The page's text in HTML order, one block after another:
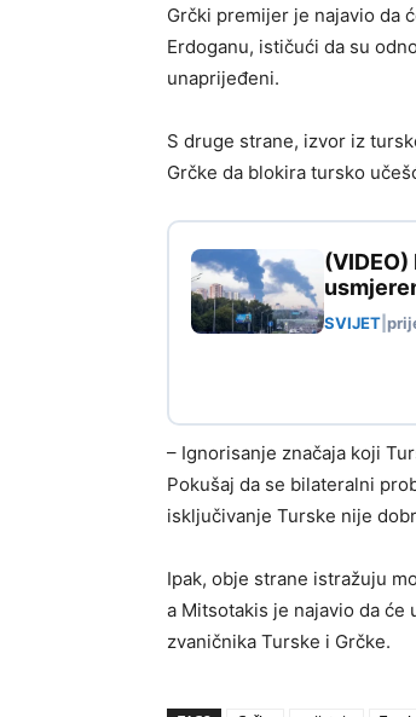
Grčki premijer je najavio da
Erdoganu, ističući da su
unaprijeđeni.
S druge strane, izvor iz
Grčke da blokira tursko
SVIJET
– Ignorisanje značaja koji
Pokušaj da se bilateralni
isključivanje Turske nije
Ipak, obje strane istražuju
a Mitsotakis je najavio da će
zvaničnika Turske i Grčke.